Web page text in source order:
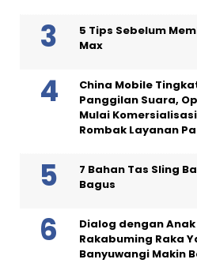
5 Tips Sebelum
Max
China Mobile
Panggilan Suara,
Mulai Komersialisasi
Rombak Layanan
7 Bahan Tas Sling
Bagus
Dialog dengan
Rakabuming Raka
Banyuwangi Makin